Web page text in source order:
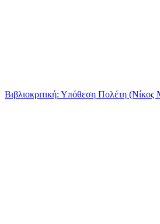
Βιβλιοκριτική: Υπόθεση Πολέτη (Νίκος